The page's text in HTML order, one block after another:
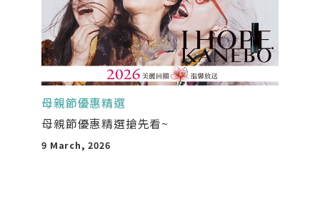
母親節優惠精選
母親節優惠精選搶先看~
9 March, 2026